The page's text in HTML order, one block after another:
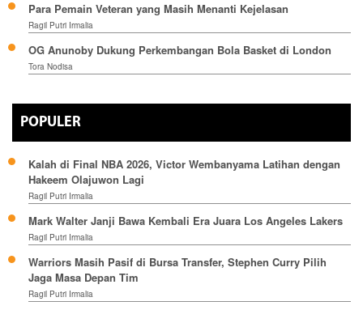
Para Pemain Veteran yang Masih Menanti Kejelasan
Ragil Putri Irmalia
OG Anunoby Dukung Perkembangan Bola Basket di London
Tora Nodisa
POPULER
Kalah di Final NBA 2026, Victor Wembanyama Latihan dengan
Hakeem Olajuwon Lagi
Ragil Putri Irmalia
Mark Walter Janji Bawa Kembali Era Juara Los Angeles Lakers
Ragil Putri Irmalia
Warriors Masih Pasif di Bursa Transfer, Stephen Curry Pilih
Jaga Masa Depan Tim
Ragil Putri Irmalia